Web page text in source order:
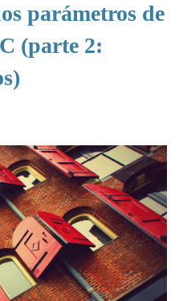
parámetros de
(parte 2: